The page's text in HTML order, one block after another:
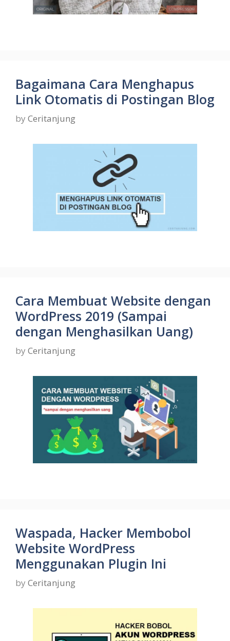
Bagaimana Cara Menghapus
Link Otomatis di Postingan Blog
by Ceritanjung
Cara Membuat Website dengan
WordPress 2019 (Sampai
dengan Menghasilkan Uang)
by Ceritanjung
Waspada, Hacker Membobol
Website WordPress
Menggunakan Plugin Ini
by Ceritanjung